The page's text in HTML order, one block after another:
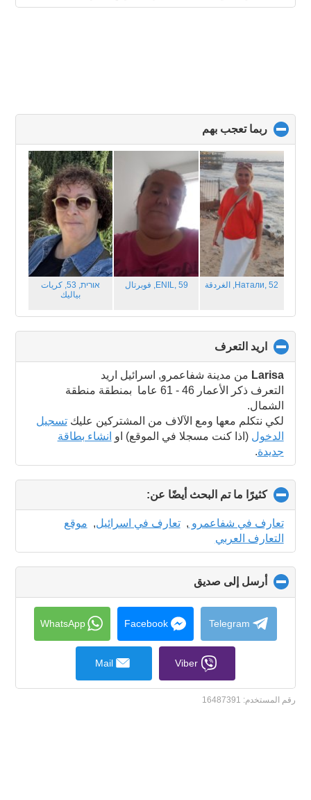
ربما تعجب بهم
to
collapse
contents
Натали, 52, الغردقة ENIL, 59, فوبرتال אורית, 53,
كريات
بياليك
اريد التعرف
to
collapse
contents
Larisa من مدينة شفاعمرو, اسرائيل اريد
التعرف ذكر الأعمار 46 - 61 عاما بمنطقة منطقة
الشمال.
لكي نتكلم معها ومع الآلاف من المشتركين عليكتسجيل
الدخول (اذا كنت مسجلا في الموقع) او انشاء بطاقة
جديدة.
كثيرًا ما تم البحث أيضًا عن:
to
collapse
تعارف في شفاعمرو ,تعارف في اسرائيل, موقع
التعارف العربي
أرسل إلى صديق
to
collapse
contents
Telegram
Facebook
WhatsApp
Viber
Mail
رقم المستخدم: 16487391